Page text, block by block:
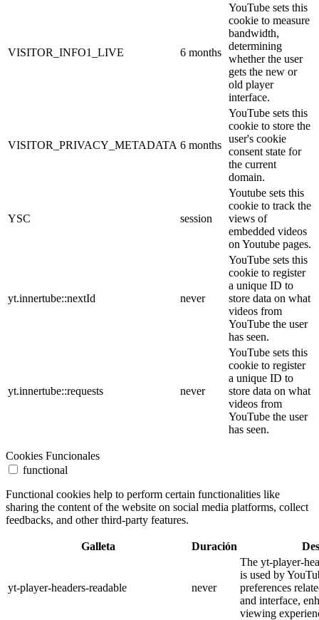
VISITOR_INFO1_LIVE 6 months
YouTube sets this
cookie to measure
bandwidth,
determining
whether the user
gets the new or
old player
interface.
VISITOR_PRIVACY_METADATA 6 months
YouTube sets this
cookie to store the
user's cookie
consent state for
the current
domain.
YSC session
Youtube sets this
cookie to track the
views of
embedded videos
on Youtube pages.
yt.innertube::nextId never
YouTube sets this
cookie to register
a unique ID to
store data on what
videos from
YouTube the user
has seen.
yt.innertube::requests never
YouTube sets this
cookie to register
a unique ID to
store data on what
videos from
YouTube the user
has seen.
Cookies Funcionales
functional
Functional cookies help to perform certain functionalities like
sharing the content of the website on social media platforms, collect
feedbacks, and other third-party features.
Galleta Duración
yt-player-headers-readable never
The yt-player-
is used by
preferences
and interface,
viewing